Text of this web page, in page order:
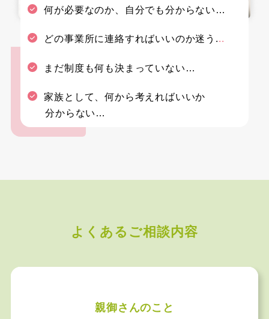
何が必要なのか、自分でも分からない…
どの事業所に連絡すればいいのか迷う...
まだ制度も何も決まっていない…
家族として、何から考えればいいか
分からない…
よくあるご相談内容
親御さんのこと